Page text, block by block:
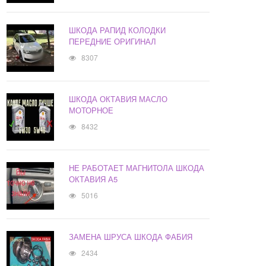
ШКОДА РАПИД КОЛОДКИ
ПЕРЕДНИЕ ОРИГИНАЛ
8307
ШКОДА ОКТАВИЯ МАСЛО
МОТОРНОЕ
8432
НЕ РАБОТАЕТ МАГНИТОЛА ШКОДА
ОКТАВИЯ А5
5016
ЗАМЕНА ШРУСА ШКОДА ФАБИЯ
2434